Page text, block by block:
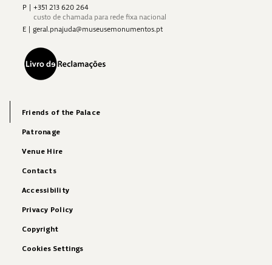
P
+351 213 620 264
custo de chamada para rede fixa nacional
E
geral.pnajuda@museusemonumentos.pt
Friends of the Palace
Patronage
Venue Hire
Contacts
Accessibility
Privacy Policy
Copyright
Cookies Settings